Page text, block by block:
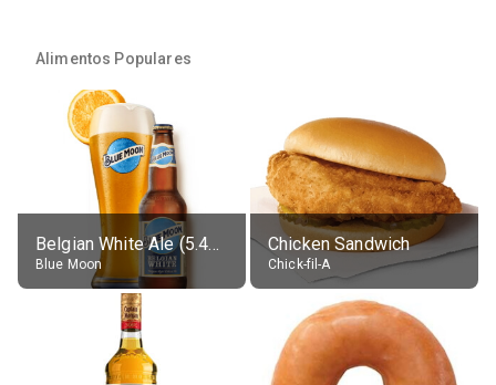
Alimentos Populares
Belgian White Ale (5.4% alc.)
Blue Moon
Chicken Sandwich
Chick-fil-A